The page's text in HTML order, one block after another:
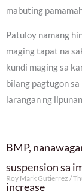
mabuting
Patuloy namang
maging tapat na
kundi maging sa
bilang pagtugon
larangan ng
BMP,
suspension sa
increase
Roy Mark Gutierrez